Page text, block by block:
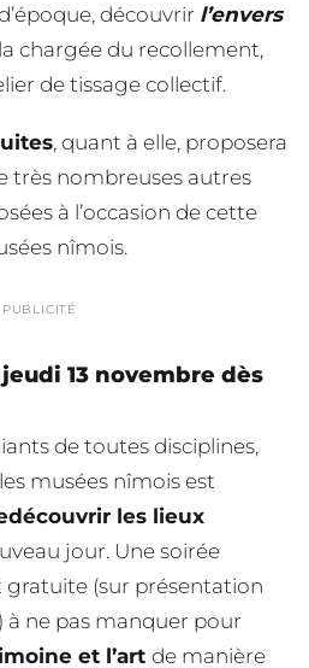
découvrir l’envers
chargée du recollement,
de tissage collectif.
, quant à elle, proposera
très nombreuses autres
à l’occasion de cette
nîmois.
PUBLICITÉ
13 novembre dès
de toutes disciplines,
musées nîmois est
les lieux
jour. Une soirée
gratuite (sur présentation
ne pas manquer pour
et l’art de manière